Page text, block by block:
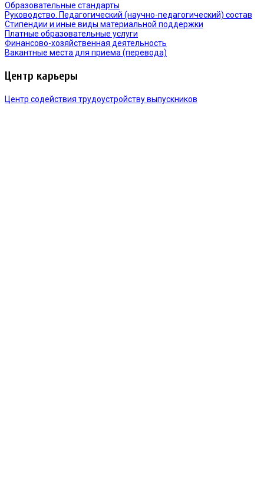
Образовательные стандарты
Руководство. Педагогический (научно-педагогический) состав
Стипендии и иные виды материальной поддержки
Платные образовательные услуги
Финансово-хозяйственная деятельность
Вакантные места для приема (перевода)
Центр карьеры
Центр содействия трудоустройству выпускников